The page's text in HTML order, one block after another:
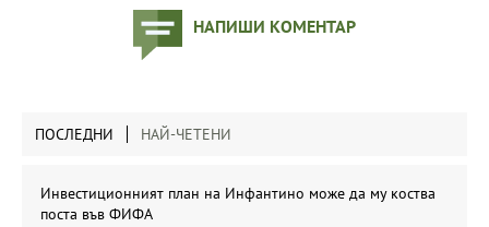
НАПИШИ КОМЕНТАР
ПОСЛЕДНИ НАЙ-ЧЕТЕНИ
Инвестиционният план на Инфантино може да му коства
поста във ФИФА